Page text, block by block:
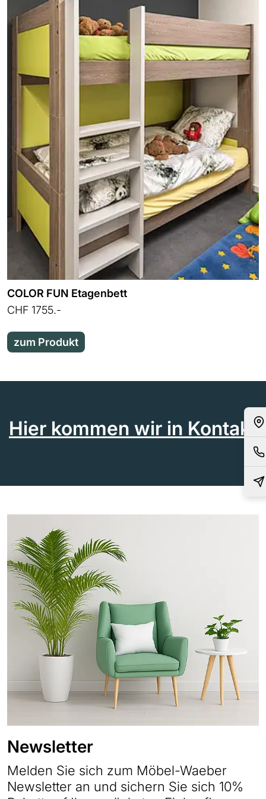
COLOR FUN Etagenbett
CHF 1755.-
zum Produkt
Hier kommen wir in Kontakt
Newsletter
Melden Sie sich zum Möbel-Waeber
Newsletter an und sichern Sie sich 10%